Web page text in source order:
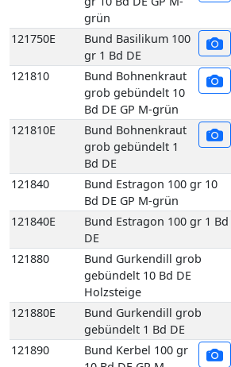
Bd DE GP M-grün
121840E
Bund Estragon 100 gr 1 Bd
DE
121880
Bund Gurkendill grob
gebündelt 10 Bd DE
Holzsteige
121880E
Bund Gurkendill grob
gebündelt 1 Bd DE
Bund Kerbel 100 gr
10 Bd DE GP M-
grün
121890E
Bund Kerbel 100 gr
1 Bd DE
121930
Bund Koriander 100
gr 10 Bd DE GP M-
grün
121930E
Bund Koriander 100
gr 1 Bd DE
121970
Bund Liebstöckel 100 gr 10
Bd DE GP M-grün